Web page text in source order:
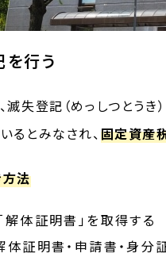
行う
滅失登記（めっしつとう
るとみなされ、固定資産
法
解体証明書」を取得する
体証明書・申請書・身分